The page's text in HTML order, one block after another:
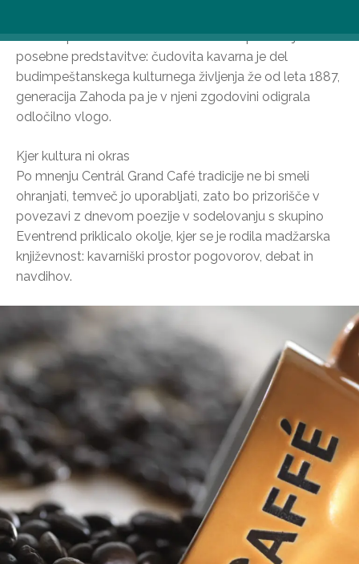
Literarni pomen Centrál Grand Café ne potrebuje
posebne predstavitve: čudovita kavarna je del
budimpeštanskega kulturnega življenja že od leta 1887,
generacija Zahoda pa je v njeni zgodovini odigrala
odločilno vlogo.
Kjer kultura ni okras
Po mnenju Centrál Grand Café tradicije ne bi smeli
ohranjati, temveč jo uporabljati, zato bo prizorišče v
povezavi z dnevom poezije v sodelovanju s skupino
Eventrend priklicalo okolje, kjer se je rodila madžarska
književnost: kavarniški prostor pogovorov, debat in
navdihov.